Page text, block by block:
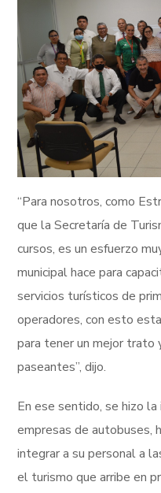
“Para nosotros, como
que la Secretaría de
cursos, es un esfuerzo
municipal hace para
servicios turísticos de
operadores, con esto
para tener un mejor trato
paseantes”, dijo.
En ese sentido, se hizo
empresas de autobuses,
integrar a su personal a
el turismo que arribe en